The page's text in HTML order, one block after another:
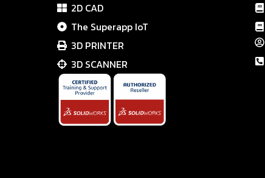
2D CAD
The Superapp IoT
3D PRINTER
3D SCANNER